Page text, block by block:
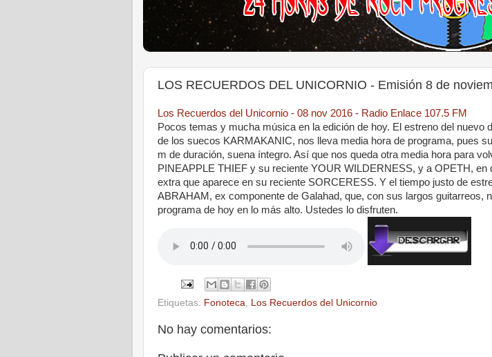
LOS RECUERDOS DEL UNICORNIO - Emisión 8 de
Los Recuerdos del Unicornio - 08 nov 2016 - Radio Enlace 107.5 FM
Pocos temas y mucha música en la edición de hoy. El estreno del nuevo
de los suecos KARMAKANIC, nos lleva media hora de programa, pues
m de duración, suena íntegro. Así que nos queda otra media hora para
PINEAPPLE THIEF y su reciente YOUR WILDERNESS, y a OPETH, en
extra que aparece en su reciente SORCERESS. Y el tiempo justo de
ABRAHAM, ex componente de Galahad, que, con sus largos guitarreos,
programa de hoy en lo más alto. Ustedes lo disfruten.
Etiquetas: Fonoteca, Los Recuerdos del Unicornio
No hay comentarios: